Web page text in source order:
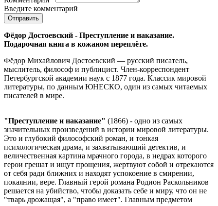
Введите комментарий
Фёдор Достоевский - Преступление и наказание.
Подарочная книга в кожаном переплёте.
Фёдор Михайлович Достоевский — русский писатель,
мыслитель, философ и публицист. Член-корреспондент
Петербургской академии наук с 1877 года. Классик мировой
литературы, по данным ЮНЕСКО, один из самых читаемых
писателей в мире.
"Преступление и наказание" (1866) - одно из самых
значительных произведений в истории мировой литературы.
Это и глубокий философский роман, и тонкая
психологическая драма, и захватывающий детектив, и
величественная картина мрачного города, в недрах которого
герои грешат и ищут прощения, жертвуют собой и отрекаются
от себя ради ближних и находят успокоение в смирении,
покаянии, вере. Главный герой романа Родион Раскольников
решается на убийство, чтобы доказать себе и миру, что он не
"тварь дрожащая", а "право имеет". Главным предметом